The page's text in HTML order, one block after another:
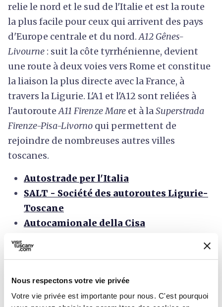
Nous respectons votre vie privée
Votre vie privée est importante pour nous. C'est pourquoi
relie le nord et le sud de l'Italie et est la route
la plus facile pour ceux qui arrivent des pays
d'Europe centrale et du nord.A12 Gênes-
Livourne : suit la côte tyrrhénienne, devient
une route à deux voies vers Rome et constitue
la liaison la plus directe avec la France, à
travers la Ligurie. L'A1 et l'A12 sont reliées à
l'autorouteA11 Firenze Mare et à laSuperstrada
Firenze-Pisa-Livorno qui permettent de
rejoindre de nombreuses autres villes
toscanes.
Autostrade per l'Italia
SALT - Société des autoroutes Ligurie-
Toscane
Autocamionale della Cisa
Le trafic autoroutier en temps réel
En train